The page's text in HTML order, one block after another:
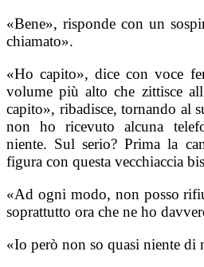
«Bene», risponde con un
chiamato».
«Ho capito», dice con voce
volume più alto che zittisce
capito», ribadisce, tornando al
non ho ricevuto alcuna
niente. Sul serio? Prima la
figura con questa vecchiaccia
«Ad ogni modo, non posso
soprattutto ora che ne ho
«Io però non so quasi niente